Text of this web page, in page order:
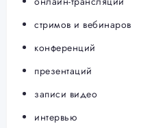
стримов и вебинаров
конференций
презентаций
записи видео
интервью